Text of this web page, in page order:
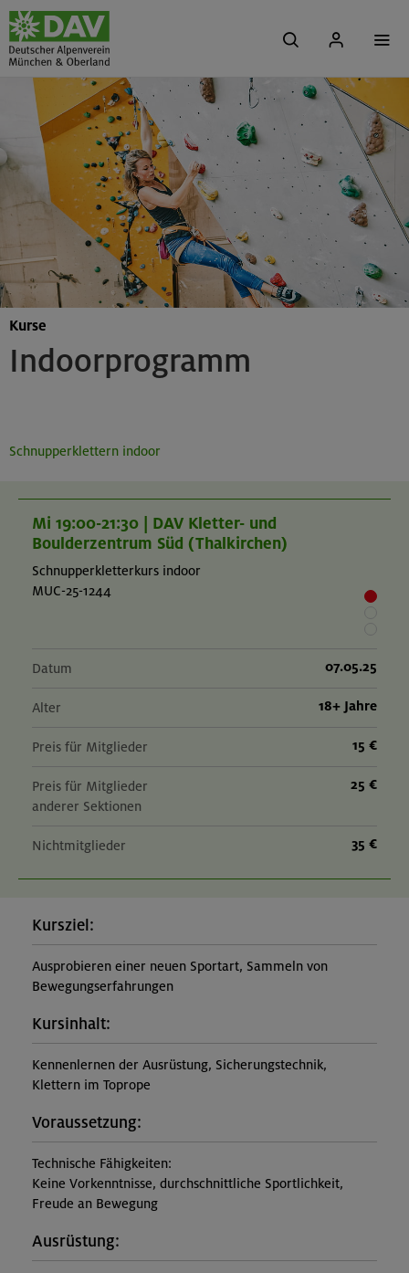
Indoorprogramm
Kurse
Schnupperklettern indoor
Mi 19:00-21:30 | DAV Kletter- und
Boulderzentrum Süd (Thalkirchen)
Schnupperkletterkurs indoor
MUC-25-1244
Datum 07.05.25
Alter 18+ Jahre
Preis für Mitglieder 15 €
Preis für Mitglieder
anderer Sektionen
25 €
Nichtmitglieder 35 €
Kursziel:
Ausprobieren einer neuen Sportart, Sammeln von
Bewegungserfahrungen
Kursinhalt:
Kennenlernen der Ausrüstung, Sicherungstechnik,
Klettern im Toprope
Voraussetzung:
Technische Fähigkeiten:
Keine Vorkenntnisse, durchschnittliche Sportlichkeit,
Freude an Bewegung
Ausrüstung: